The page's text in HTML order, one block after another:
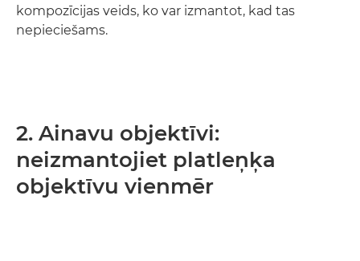
kompozīcijas veids, ko var izmantot, kad tas
nepieciešams.
2. Ainavu objektīvi:
neizmantojiet platleņķa
objektīvu vienmēr